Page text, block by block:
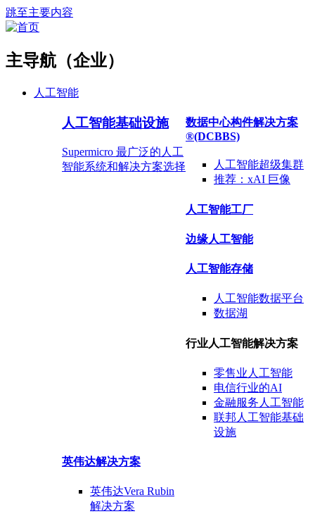
跳至主要内容
主导航（企业）
人工智能
人工智能基础设施
Supermicro 最广泛的人工
智能系统和解决方案选择
数据中心构件解决方案
®(DCBBS)
人工智能超级集群
推荐： xAI 巨像
人工智能工厂
边缘人工智能
人工智能存储
人工智能数据平台
数据湖
行业人工智能解决方案
零售业 人工智能
电信行业的AI
金融服务 人工智能
联邦人工智能基础
设施
英伟达解决方案
英伟达Vera Rubin
解决方案